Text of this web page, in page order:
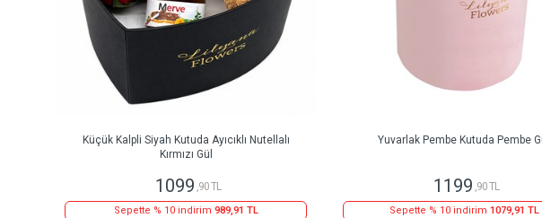
Küçük Kalpli Siyah Kutuda Ayıcıklı Nutellalı
Kırmızı Gül
1099 ,90 TL
Sepette % 10 indirim 989,91 TL
Yuvarlak Pembe Kutuda Pembe
1199 ,90 TL
Sepette % 10 indirim 1079,91 TL